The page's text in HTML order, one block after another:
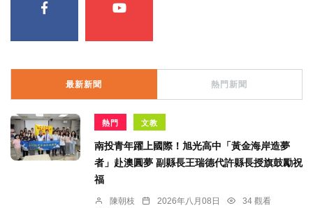
最新新聞 熱門新聞
熱門 文教
南投青年躍上國際！旭光高中「黃金海岸造夢
者」赴澳圓夢 副縣長王瑞德代許縣長授旗鼓勵祝
福
陳朝枝 2026年八月08日
34 觀看